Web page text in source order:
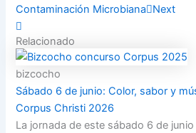
Contaminación Microbiana
Next
Relacionado
bizcocho
Sábado 6 de junio: Color, sabor y
Corpus Christi 2026
La jornada de este sábado 6 de